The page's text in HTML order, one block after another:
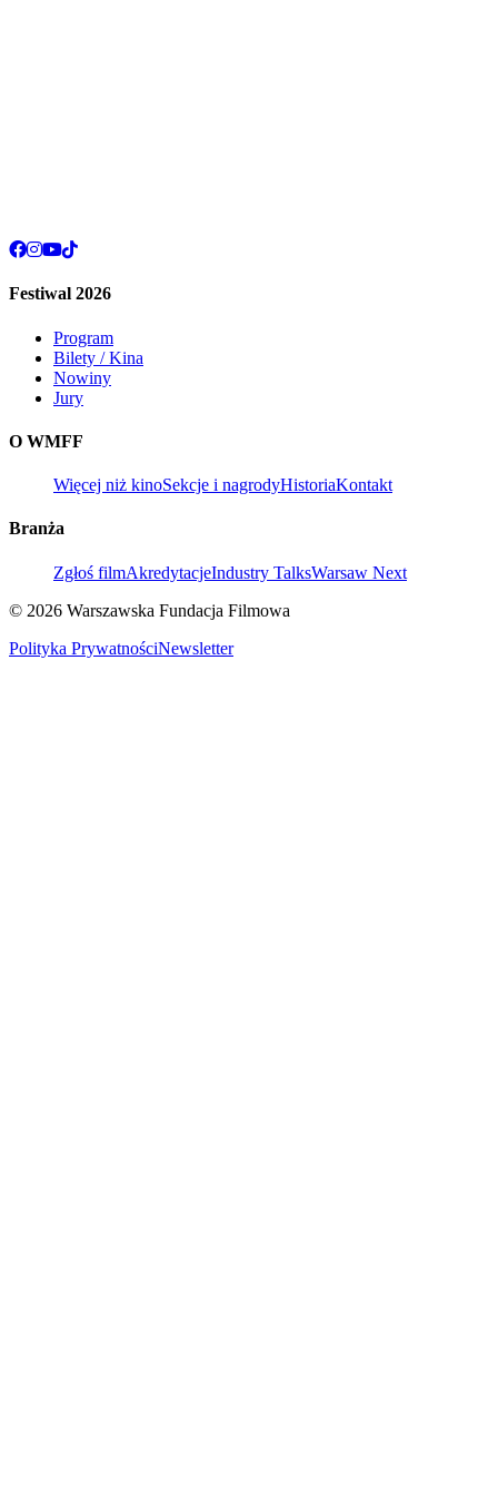
Festiwal 2026
Program
Bilety / Kina
Nowiny
Jury
O WMFF
Więcej niż kinoSekcje i nagrodyHistoriaKontakt
Branża
Zgłoś filmAkredytacjeIndustry TalksWarsaw Next
© 2026 Warszawska Fundacja Filmowa
Polityka PrywatnościNewsletter